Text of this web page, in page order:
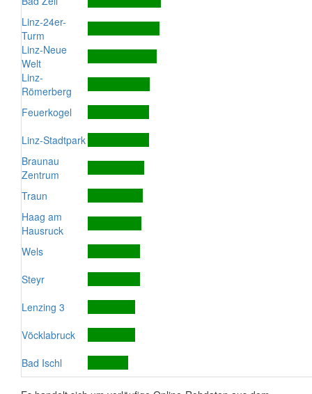
Linz-24er-
Turm
Linz-Neue
Welt
Linz-
Römerberg
Feuerkogel
Linz-Stadtpark
Braunau
Zentrum
Traun
Haag am
Hausruck
Wels
Steyr
Lenzing 3
Vöcklabruck
Bad Ischl